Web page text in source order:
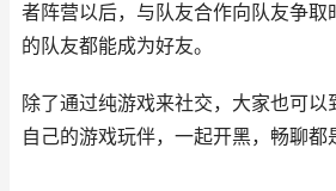
者阵营以后，与队友合作向队友争取
的队友都能成为好友。
除了通过纯游戏来社交，大家也可
自己的游戏玩伴，一起开黑，畅聊都